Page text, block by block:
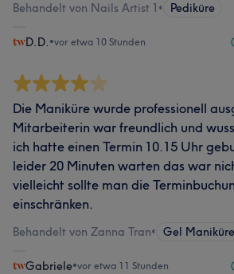
Behandelt von Nails Artist 1 • Pediküre
D.D. •vor etwa 10 Stunden
Die Maniküre wurde professionell
Mitarbeiterin war freundlich und
ich hatte einen Termin 10.15 Uhr
leider 20 Minuten warten das war
vielleicht sollte man die
einschränken.
Behandelt von Zanna Tran• Gel Maniküre
Gabriele•vor etwa 11 Stunden